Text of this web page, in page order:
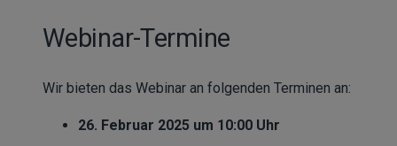
Webinar-Termine
Wir bieten das Webinar an folgenden Terminen an:
26. Februar 2025 um 10:00 Uhr